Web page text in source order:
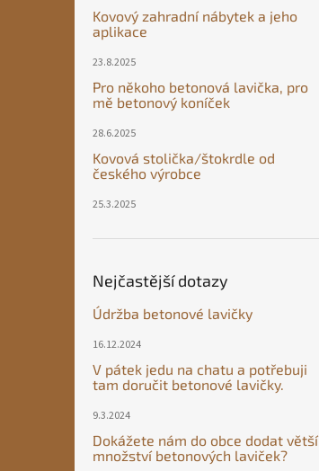
Kovový zahradní nábytek a jeho
aplikace
23.8.2025
Pro někoho betonová lavička, pro
mě betonový koníček
28.6.2025
Kovová stolička/štokrdle od
českého výrobce
25.3.2025
Nejčastější dotazy
Údržba betonové lavičky
16.12.2024
V pátek jedu na chatu a potřebuji
tam doručit betonové lavičky.
9.3.2024
Dokážete nám do obce dodat větší
množství betonových laviček?